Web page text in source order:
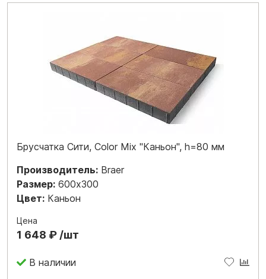
Брусчатка Сити, Color Mix "Каньон", h=80 мм
Производитель: Braer
Размер: 600x300
Цвет: Каньон
Цена
1 648 ₽ /шт
В наличии